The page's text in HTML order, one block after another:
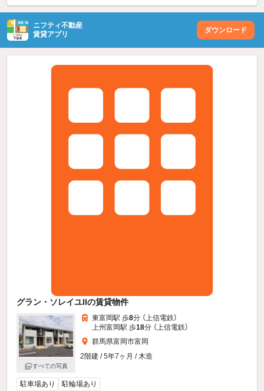
ニフティ不動産
賃貸アプリ
ダウンロード
グラン・ソレイユIIの賃貸物件
すべての写真
東富岡駅 歩8分 （上信電鉄）
上州富岡駅 歩18分 （上信電鉄）
群馬県富岡市富岡
2階建 / 5年7ヶ月 / 木造
駐車場あり 駐輪場あり